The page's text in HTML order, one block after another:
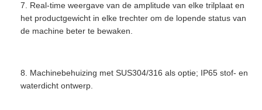
7. Real-time weergave van de amplitude van elke trilplaat en
het productgewicht in elke trechter om de lopende status van
de machine beter te bewaken.
8. Machinebehuizing met SUS304/316 als optie; IP65 stof- en
waterdicht ontwerp.